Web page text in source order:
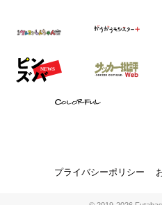
プライバシーポリシー